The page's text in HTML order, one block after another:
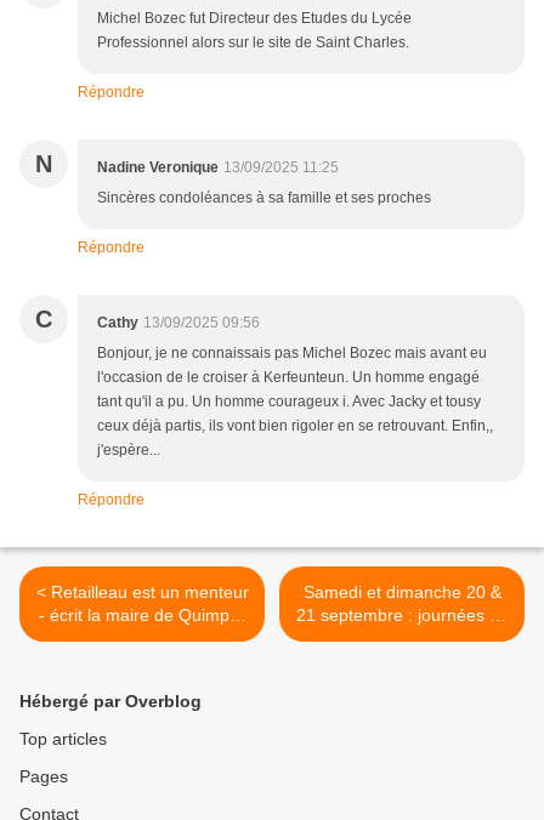
Michel Bozec fut Directeur des Etudes du Lycée
Professionnel alors sur le site de Saint Charles.
Répondre
N Nadine Veronique 13/09/2025 11:25
Sincères condoléances à sa famille et ses proches
Répondre
C Cathy 13/09/2025 09:56
Bonjour, je ne connaissais pas Michel Bozec mais avant eu
l'occasion de le croiser à Kerfeunteun. Un homme engagé
tant qu'il a pu. Un homme courageux i. Avec Jacky et tousy
ceux déjà partis, ils vont bien rigoler en se retrouvant. Enfin,,
j'espère...
Répondre
< Retailleau est un menteur
- écrit la maire de Quimper
à Lecornu. La preuve par 9
Samedi et dimanche 20 &
21 septembre : journées du
Patrinoine. Le programme à
Hébergé par Overblog
Top articles
Pages
Contact